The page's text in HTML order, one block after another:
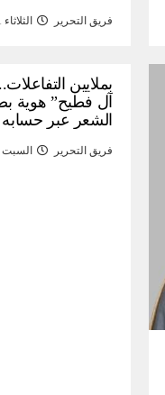
فريق التحرير الثلاثاء 21 يوليو 4:57 م
بملايين
آل فطيح” هوية
الشعر عبر
فريق التحرير السبت 11 يوليو 1:07 ص